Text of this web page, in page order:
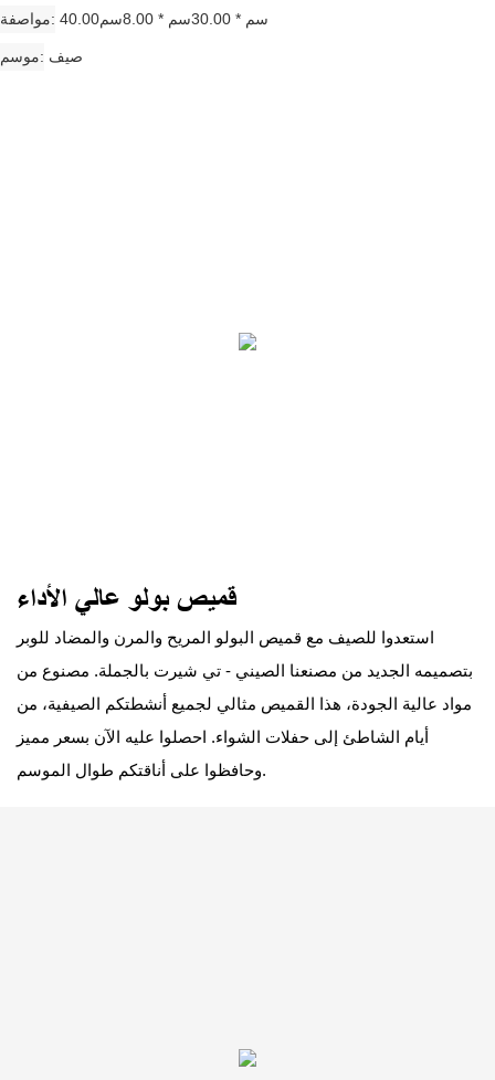
مواصفة 40.00سم * 30.00سم * 8.00سم
موسم صيف
قميص بولو عالي الأداء
استعدوا للصيف مع قميص البولو المريح والمرن والمضاد للوبر
بتصميمه الجديد من مصنعنا الصيني - تي شيرت بالجملة. مصنوع من
مواد عالية الجودة، هذا القميص مثالي لجميع أنشطتكم الصيفية، من
أيام الشاطئ إلى حفلات الشواء. احصلوا عليه الآن بسعر مميز
وحافظوا على أناقتكم طوال الموسم.